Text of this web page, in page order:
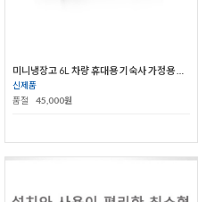
신제품
품절
45,000원